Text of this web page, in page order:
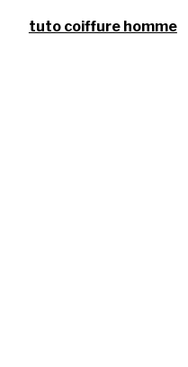
tuto coiffure homme